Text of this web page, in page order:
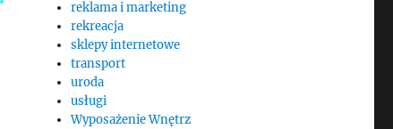
reklama i marketing
rekreacja
sklepy internetowe
transport
uroda
usługi
Wyposażenie Wnętrz